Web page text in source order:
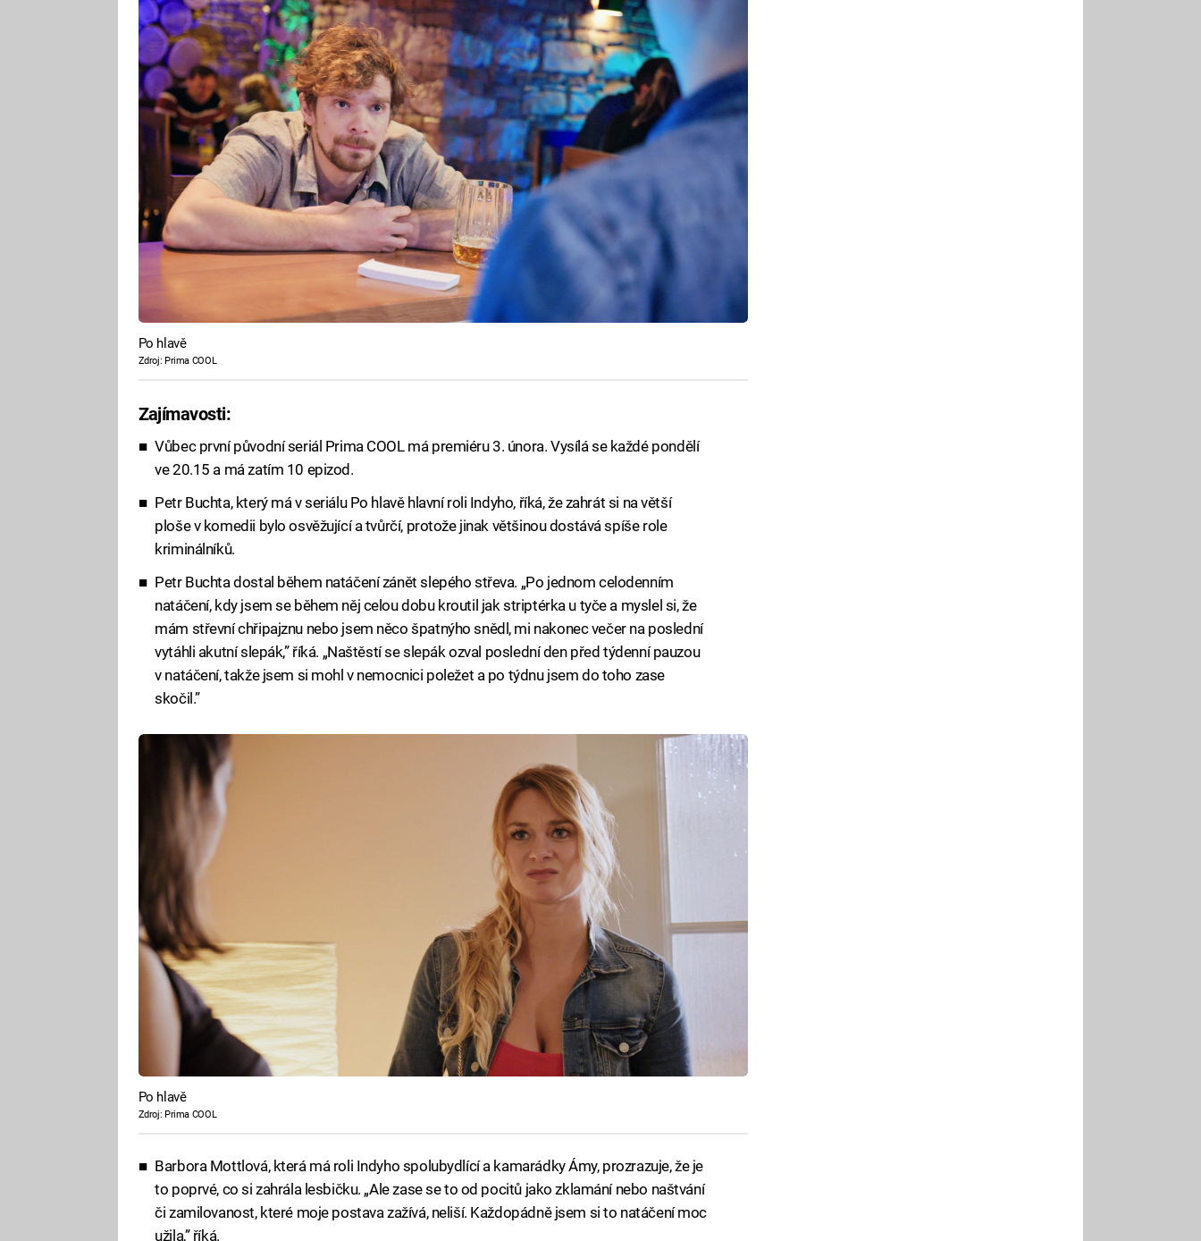
Po hlavě
Zdroj: Prima COOL
Zajímavosti:
Vůbec první původní seriál Prima COOL má premiéru 3. února. Vysílá se každé pondělí
ve 20.15 a má zatím 10 epizod.
Petr Buchta, který má v seriálu Po hlavě hlavní roli Indyho, říká, že zahrát si na větší
ploše v komedii bylo osvěžující a tvůrčí, protože jinak většinou dostává spíše role
kriminálníků.
Petr Buchta dostal během natáčení zánět slepého střeva. „Po jednom celodenním
natáčení, kdy jsem se během něj celou dobu kroutil jak striptérka u tyče a myslel si, že
mám střevní chřipajznu nebo jsem něco špatnýho snědl, mi nakonec večer na poslední
vytáhli akutní slepák,” říká. „Naštěstí se slepák ozval poslední den před týdenní pauzou
v natáčení, takže jsem si mohl v nemocnici poležet a po týdnu jsem do toho zase
skočil.”
Po hlavě
Zdroj: Prima COOL
Barbora Mottlová, která má roli Indyho spolubydlící a kamarádky Ámy, prozrazuje, že je
to poprvé, co si zahrála lesbičku. „Ale zase se to od pocitů jako zklamání nebo naštvání
či zamilovanost, které moje postava zažívá, neliší. Každopádně jsem si to natáčení moc
užila,” říká.